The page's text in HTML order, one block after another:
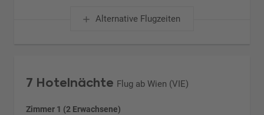
Alternative Flugzeiten
7 Hotelnächte Flug ab Wien (VIE)
Zimmer 1 (2 Erwachsene)